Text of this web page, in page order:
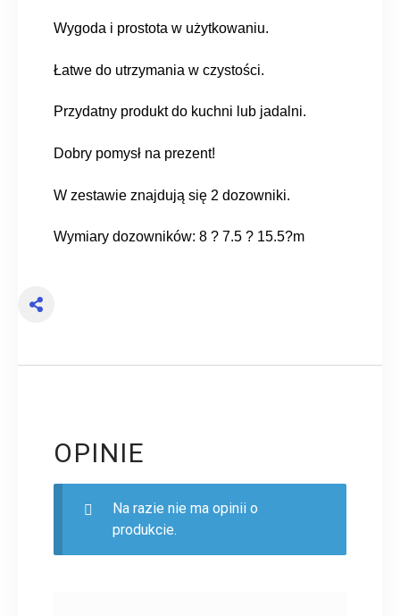
Wygoda i prostota w użytkowaniu.
Łatwe do utrzymania w czystości.
Przydatny produkt do kuchni lub jadalni.
Dobry pomysł na prezent!
W zestawie znajdują się 2 dozowniki.
Wymiary dozowników: 8 ? 7.5 ? 15.5?m
OPINIE
Na razie nie ma opinii o
produkcie.